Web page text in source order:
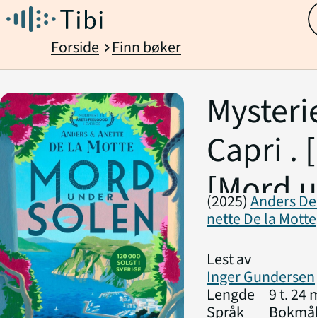
Forside chevron_rightFinn bøker
Capri .
[Mord
solen]
(2025)Anders
nette De la Motte
Lest av
Inger Gundersen
Lengde 9 t. 24
Språk